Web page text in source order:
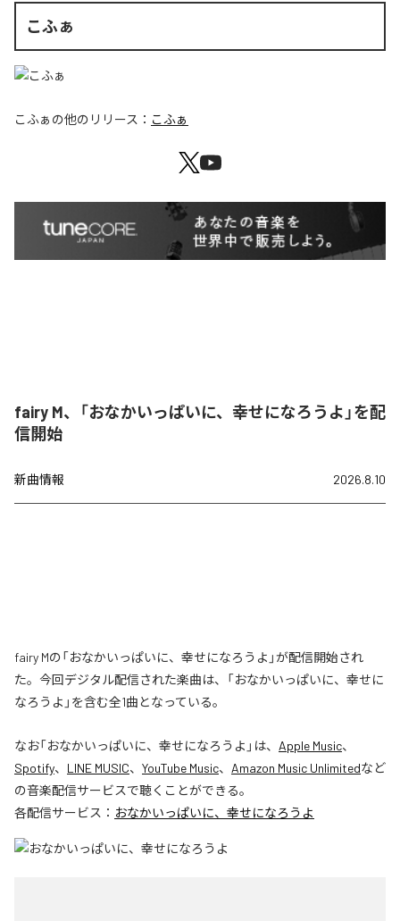
こふぁ
こふぁ の他のリリース： こふぁ
fairy M、「おなかいっぱいに、幸せになろうよ」を配
信開始
新曲情報 2026.8.10
fairy Mの「おなかいっぱいに、幸せになろうよ」が配信開始され
た。今回デジタル配信された楽曲は、「おなかいっぱいに、幸せに
なろうよ」を含む全1曲となっている。
なお「おなかいっぱいに、幸せになろうよ 」は、 Apple Music、
Spotify、 LINE MUSIC、 YouTube Music、 Amazon Music Unlimitedなど
の音楽配信サービスで聴くことができる。
各配信サービス： おなかいっぱいに、幸せになろうよ